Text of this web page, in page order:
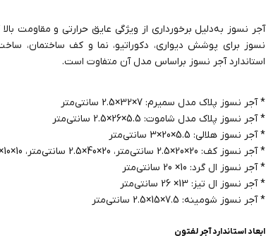
آجر نسوز به‌دلیل برخورداری از ویژگی عایق حرارتی و مقاومت
نسوز برای پوشش دیواری، دکوراتیو، نما و کف ساختمان،
استاندارد آجر نسوز براساس مدل آن متفاوت است.
* آجر نسوز پلاک مدل سمیرم: 7×32×2.5 سانتی‌متر
* آجر نسوز پلاک مدل شاموت: 5.5×26×2.5 سانتی‌متر
* آجر نسوز هلالی: 5.5×20×3 سانتی‌متر
* آجر نسوز کف: 20×20×2.5 سانتی‌متر، 20×40×2.5 سانتی‌متر، 10×10×2.5 سانتی‌متر
* آجر نسوز ال گرد: 10× 20 سانتی‌متر
* آجر نسوز ال تیز: 13× 26 سانتی‌متر
* آجر نسوز شومینه: 7.5×15×2.5 سانتی‌متر
ابعاد استاندارد آجر لفتون